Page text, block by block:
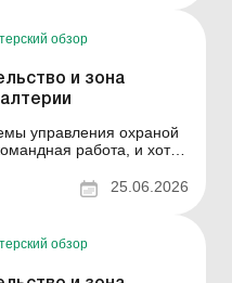
обзор
и зона
управления охраной
работа, и хотя
Если
с финансирования,
25.06.2026
обзор